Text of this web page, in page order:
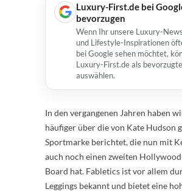
Luxury-First.de bei
bevorzugen
Wenn Ihr unsere Luxury-
und Lifestyle-Inspirationen
bei Google sehen möchtet,
Luxury-First.de als
auswählen.
In den vergangenen Jahren haben
häufiger über die von Kate Hudson
Sportmarke berichtet, die nun mit
auch noch einen zweiten
Board hat. Fabletics ist vor allem
Leggings bekannt und bietet eine